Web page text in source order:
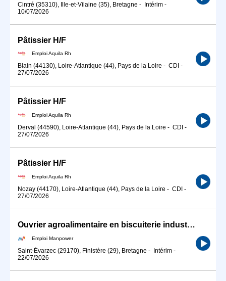
Cintré (35310), Ille-et-Vilaine (35), Bretagne - Intérim -
10/07/2026
Pâtissier H/F
Emploi Aquila Rh
Blain (44130), Loire-Atlantique (44), Pays de la Loire - CDI -
27/07/2026
Pâtissier H/F
Emploi Aquila Rh
Derval (44590), Loire-Atlantique (44), Pays de la Loire - CDI -
27/07/2026
Pâtissier H/F
Emploi Aquila Rh
Nozay (44170), Loire-Atlantique (44), Pays de la Loire - CDI -
27/07/2026
Ouvrier agroalimentaire en biscuiterie industrielle (H/F)
Emploi Manpower
Saint-Évarzec (29170), Finistère (29), Bretagne - Intérim -
22/07/2026